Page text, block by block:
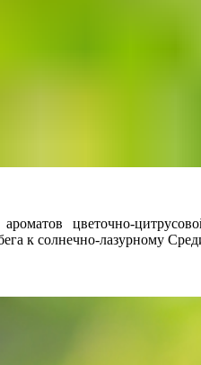
цветочно-
к солнечно-лазурному